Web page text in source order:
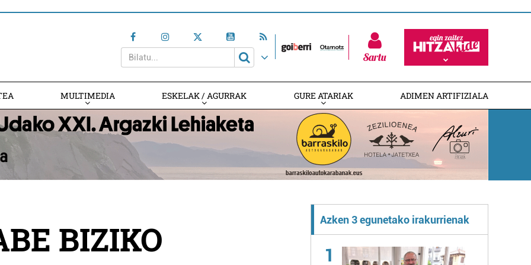
Sartu
MULTIMEDIA ESKELAK / AGURRAK GURE ATARIAK ADIMEN ARTIFIZIALA
BIZIKO
Azken 3 egunetako irakurrienak
1